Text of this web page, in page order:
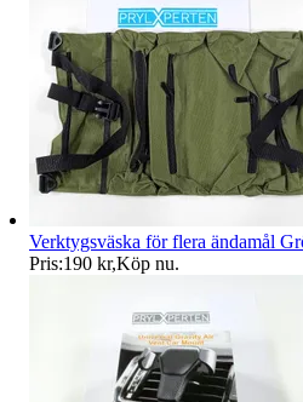
Verktygsväska för flera ändamål
Pris:190 kr,Köp nu.